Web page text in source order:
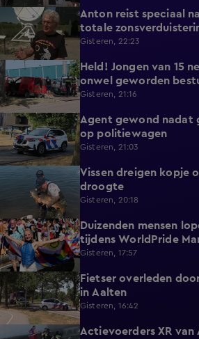
1:42
Anton reist speciaal
totale
Gisteren, 22:23
0:30
Held! Jongen van 15
onwel geworden
Gisteren, 21:16
0:32
Agent gewond nadat
op politiewagen
Gisteren, 21:03
1:20
Vissen dreigen kopje
droogte
Gisteren, 20:18
0:31
Duizenden mensen
tijdens WorldPride
Gisteren, 17:57
0:32
Fietser overleden
in Aalten
Gisteren, 16:42
0:39
Actievoerders XR